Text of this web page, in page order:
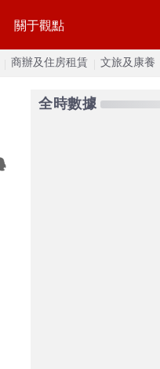
關于觀點
商辦及住房租賃 文旅及康養
全時數據